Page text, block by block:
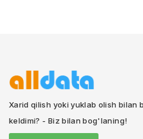
Xarid qilish yoki yuklab olish bilan
keldimi? - Biz bilan bog'laning!